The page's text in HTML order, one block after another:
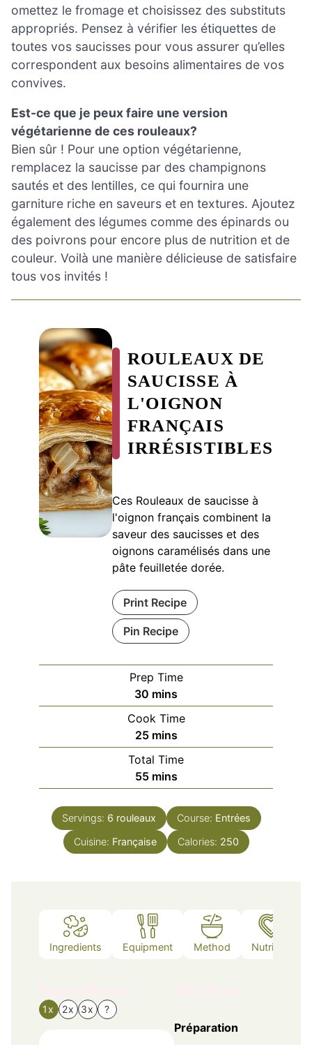
omettez le fromage et choisissez des substituts
appropriés. Pensez à vérifier les étiquettes de
toutes vos saucisses pour vous assurer qu’elles
correspondent aux besoins alimentaires de vos
convives.
Est-ce que je peux faire une version
végétarienne de ces rouleaux?
Bien sûr ! Pour une option végétarienne,
remplacez la saucisse par des champignons
sautés et des lentilles, ce qui fournira une
garniture riche en saveurs et en textures. Ajoutez
également des légumes comme des épinards ou
des poivrons pour encore plus de nutrition et de
couleur. Voilà une manière délicieuse de satisfaire
tous vos invités !
ROULEAUX DE
SAUCISSE À
L'OIGNON
FRANÇAIS
IRRÉSISTIBLES
Ces Rouleaux de saucisse à
l'oignon français combinent la
saveur des saucisses et des
oignons caramélisés dans une
pâte feuilletée dorée.
Print Recipe
Pin Recipe
Prep Time
30 minutes
mins
Cook Time
25minutes
mins
Total Time
55minutes
mins
Servings: 6 rouleaux Course: Entrées
Cuisine: Française Calories: 250
Ingredients Equipment Method Nutrition
1x 2x 3x ?
Préparation